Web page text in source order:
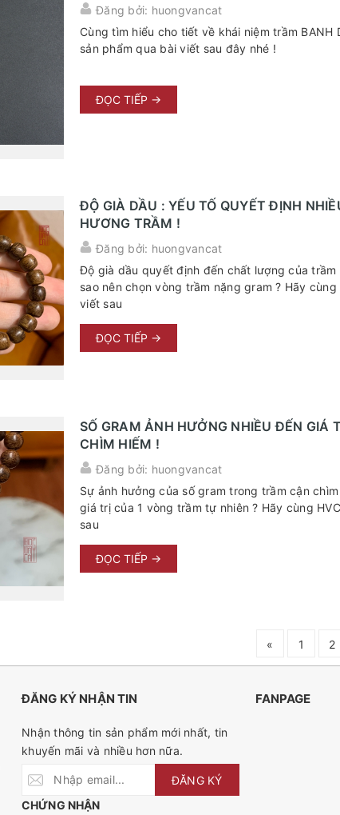
Đăng bởi: huongvancat
Cùng tìm hiểu cho tiết về khái niệm trầm BANH
sản phẩm qua bài viết sau đây nhé !
ĐỌC TIẾP →
ĐỘ GIÀ DẦU : YẾU TỐ QUYẾT ĐỊNH
HƯƠNG TRẦM !
Đăng bởi: huongvancat
Độ già dầu quyết định đến chất lượng của trầm
sao nên chọn vòng trầm nặng gram ? Hãy cùng HVC tìm hiểu qua bài
viết sau
ĐỌC TIẾP →
SỐ GRAM ẢNH HƯỞNG NHIỀU ĐẾN GIÁ
CHÌM HIẾM !
Đăng bởi: huongvancat
Sự ảnh hưởng của số gram trong trầm cận
giá trị của 1 vòng trầm tự nhiên ? Hãy cùng
sau
ĐỌC TIẾP →
« 1 2
ĐĂNG KÝ NHẬN TIN
Nhận thông tin sản phẩm mới nhất, tin
khuyến mãi và nhiều hơn nữa.
ĐĂNG KÝ
CHỨNG NHẬN
FANPAGE